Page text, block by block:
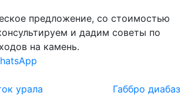
предложение, со стоимостью
и дадим советы по
на камень.
урала Габбро диабаз